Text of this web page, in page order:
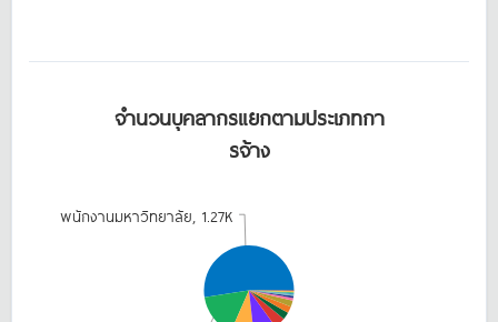
พนักงานมหาวิทยาลัย, 1.27K
จำนวนบุคลากรแยกตามประเภทกา
รจ้าง